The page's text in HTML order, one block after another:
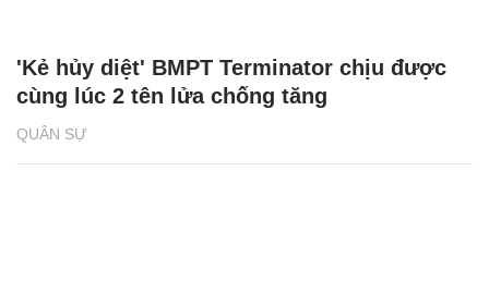
QUÂN SỰ
'Kẻ hủy diệt' BMPT Terminator chịu được
cùng lúc 2 tên lửa chống tăng